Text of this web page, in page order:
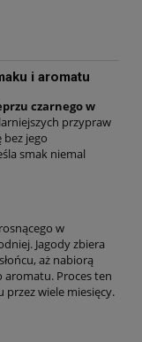
i aromatu
czarnego w
przypraw
jego
smak niemal
w
Jagody zbiera
aż nabiorą
aromatu. Proces ten
przez wiele miesięcy.